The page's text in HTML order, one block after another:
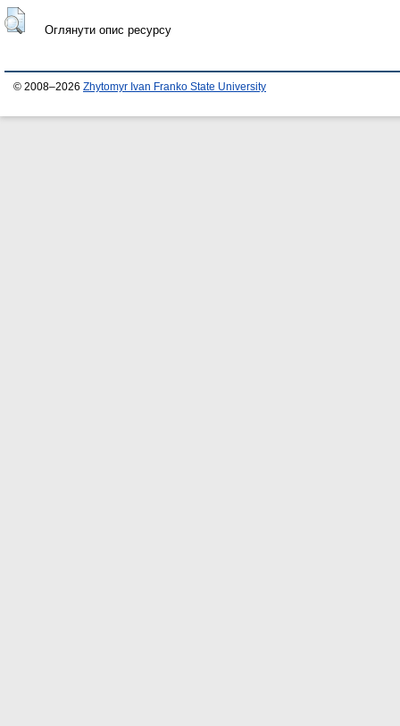
Оглянути опис ресурсу
© 2008–2026 Zhytomyr Ivan Franko State University